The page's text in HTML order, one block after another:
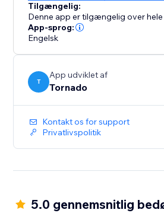
Tilgængelig:
Denne app er tilgængelig over hele
App-sprog:
Engelsk
T
App udviklet af
Tornado
Kontakt os for support
Privatlivspolitik
5.0 gennemsnitlig